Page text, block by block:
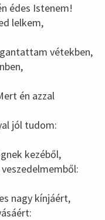
édes Istenem!
lelkem,
vétekben,
én azzal
jól tudom:
kezéből,
nagy kínjáért,